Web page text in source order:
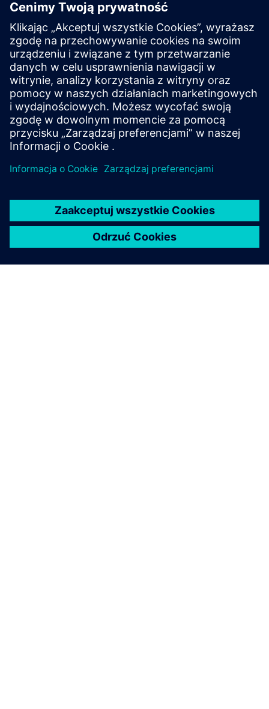
Metaroom 3D Capture
Metaroom enables simple and efficient 2D and 3D
digitization of rooms and buildings using a smartphone.
Outputs include DXF, PDF, IFC, and seamless integrations
with Building X Data Setup and Building X Lifecycle Twin.
Dowiedz się więcej